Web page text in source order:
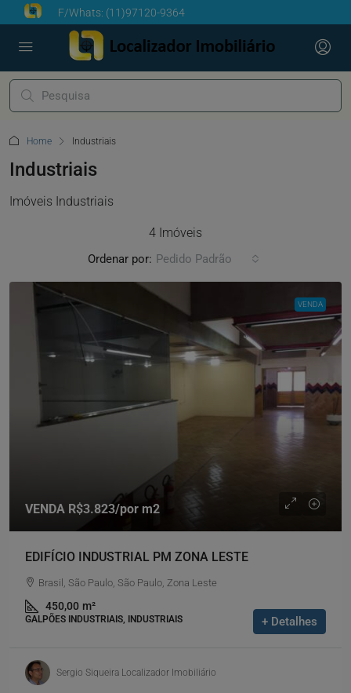
F/Whats: (11)97120-9364
Home Industriais
Industriais
Imóveis Industriais
4 Imóveis
Ordenar por: Pedido Padrão
VENDA
VENDA R$3.823/por m2
EDIFÍCIO INDUSTRIAL PM ZONA LESTE
Brasil, São Paulo, São Paulo, Zona Leste
450,00 m²
GALPÕES INDUSTRIAIS, INDUSTRIAIS + Detalhes
Sergio Siqueira Localizador Imobiliário